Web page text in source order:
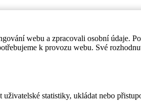
webu a zpracovali osobní údaje.
k provozu webu. Své
statistiky, ukládat nebo